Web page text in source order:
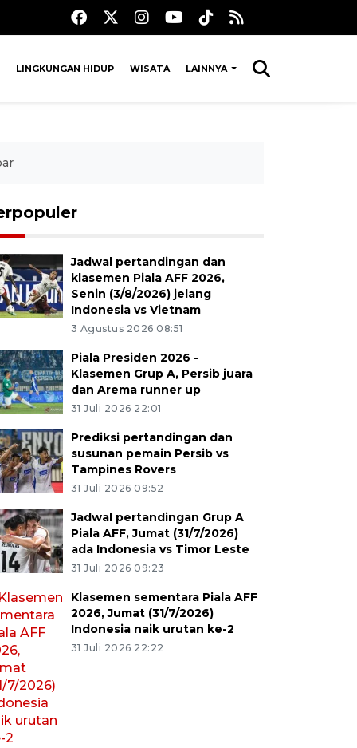
LINGKUNGAN HIDUP WISATA LAINNYA
Jadwal pertandingan dan
klasemen Piala AFF 2026,
Senin (3/8/2026) jelang
Indonesia vs Vietnam
3 Agustus 2026 08:51
Piala Presiden 2026 -
Klasemen Grup A, Persib juara
dan Arema runner up
31 Juli 2026 22:01
Prediksi pertandingan dan
susunan pemain Persib vs
Tampines Rovers
31 Juli 2026 09:52
Jadwal pertandingan Grup A
Piala AFF, Jumat (31/7/2026)
ada Indonesia vs Timor Leste
31 Juli 2026 09:23
Klasemen sementara Piala AFF
2026, Jumat (31/7/2026)
Indonesia naik urutan ke-2
31 Juli 2026 22:22